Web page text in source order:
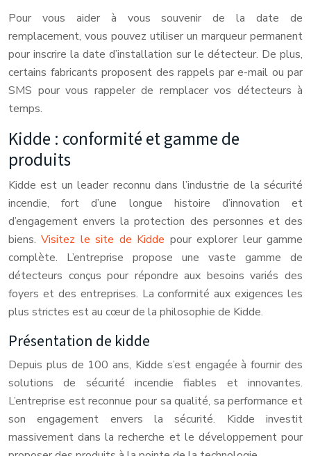
Pour vous aider à vous souvenir de la date de
remplacement, vous pouvez utiliser un marqueur permanent
pour inscrire la date d’installation sur le détecteur. De plus,
certains fabricants proposent des rappels par e-mail ou par
SMS pour vous rappeler de remplacer vos détecteurs à
temps.
Kidde : conformité et gamme de
produits
Kidde est un leader reconnu dans l’industrie de la sécurité
incendie, fort d’une longue histoire d’innovation et
d’engagement envers la protection des personnes et des
biens.Visitez le site de Kidde pour explorer leur gamme
complète. L’entreprise propose une vaste gamme de
détecteurs conçus pour répondre aux besoins variés des
foyers et des entreprises. La conformité aux exigences les
plus strictes est au cœur de la philosophie de Kidde.
Présentation de kidde
Depuis plus de 100 ans, Kidde s’est engagée à fournir des
solutions de sécurité incendie fiables et innovantes.
L’entreprise est reconnue pour sa qualité, sa performance et
son engagement envers la sécurité. Kidde investit
massivement dans la recherche et le développement pour